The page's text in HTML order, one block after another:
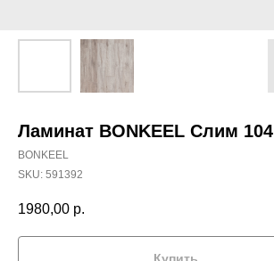
Ламинат BONKEEL Слим 104
BONKEEL
SKU: 591392
1980,00 р.